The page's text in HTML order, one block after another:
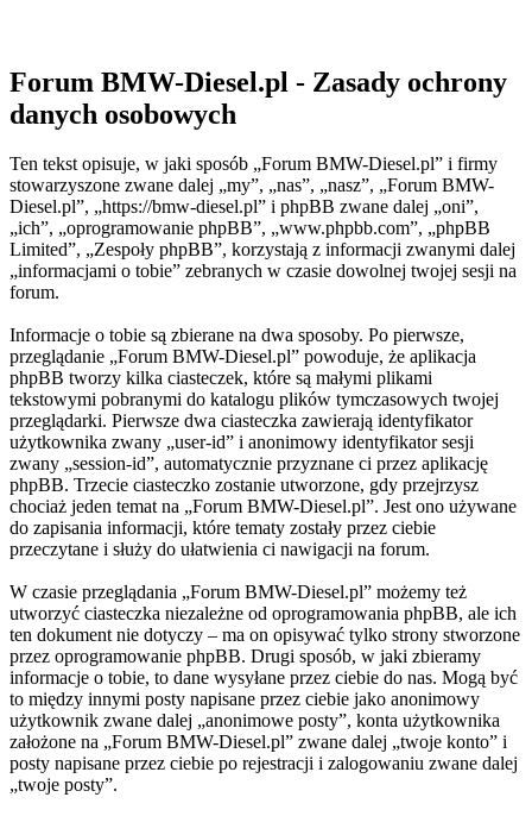
Forum BMW-Diesel.pl - Zasady ochrony
danych osobowych
Ten tekst opisuje, w jaki sposób „Forum BMW-Diesel.pl” i firmy
stowarzyszone zwane dalej „my”, „nas”, „nasz”, „Forum BMW-
Diesel.pl”, „https://bmw-diesel.pl” i phpBB zwane dalej „oni”,
„ich”, „oprogramowanie phpBB”, „www.phpbb.com”, „phpBB
Limited”, „Zespoły phpBB”, korzystają z informacji zwanymi dalej
„informacjami o tobie” zebranych w czasie dowolnej twojej sesji na
forum.
Informacje o tobie są zbierane na dwa sposoby. Po pierwsze,
przeglądanie „Forum BMW-Diesel.pl” powoduje, że aplikacja
phpBB tworzy kilka ciasteczek, które są małymi plikami
tekstowymi pobranymi do katalogu plików tymczasowych twojej
przeglądarki. Pierwsze dwa ciasteczka zawierają identyfikator
użytkownika zwany „user-id” i anonimowy identyfikator sesji
zwany „session-id”, automatycznie przyznane ci przez aplikację
phpBB. Trzecie ciasteczko zostanie utworzone, gdy przejrzysz
chociaż jeden temat na „Forum BMW-Diesel.pl”. Jest ono używane
do zapisania informacji, które tematy zostały przez ciebie
przeczytane i służy do ułatwienia ci nawigacji na forum.
W czasie przeglądania „Forum BMW-Diesel.pl” możemy też
utworzyć ciasteczka niezależne od oprogramowania phpBB, ale ich
ten dokument nie dotyczy – ma on opisywać tylko strony stworzone
przez oprogramowanie phpBB. Drugi sposób, w jaki zbieramy
informacje o tobie, to dane wysyłane przez ciebie do nas. Mogą być
to między innymi posty napisane przez ciebie jako anonimowy
użytkownik zwane dalej „anonimowe posty”, konta użytkownika
założone na „Forum BMW-Diesel.pl” zwane dalej „twoje konto” i
posty napisane przez ciebie po rejestracji i zalogowaniu zwane dalej
„twoje posty”.